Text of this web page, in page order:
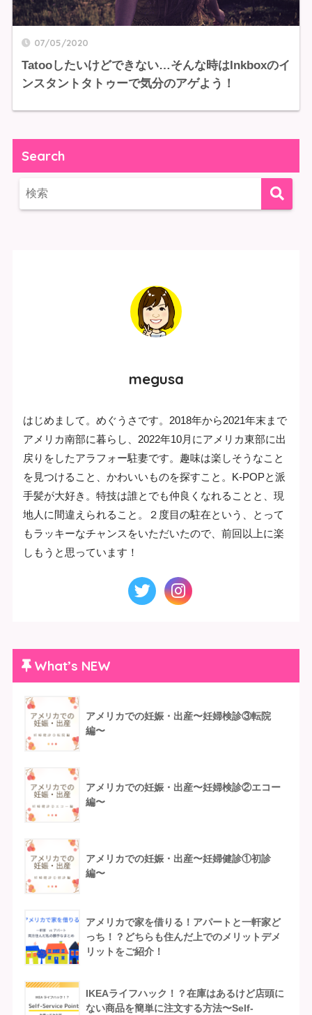
07/05/2020
Tatooしたいけどできない…そんな時はInkboxのイ
ンスタントタトゥーで気分のアゲよう！
Search
megusa
はじめまして。めぐうさです。2018年から2021年末まで
アメリカ南部に暮らし、2022年10月にアメリカ東部に出
戻りをしたアラフォー駐妻です。趣味は楽しそうなこと
を見つけること、かわいいものを探すこと。K-POPと派
手髪が大好き。特技は誰とでも仲良くなれることと、現
地人に間違えられること。２度目の駐在という、とって
もラッキーなチャンスをいただいたので、前回以上に楽
しもうと思っています！
What’s NEW
アメリカでの妊娠・出産〜妊婦検診③転院
編〜
アメリカでの妊娠・出産〜妊婦検診②エコー
編〜
アメリカでの妊娠・出産〜妊婦健診①初診
編〜
アメリカで家を借りる！アパートと一軒家ど
っち！？どちらも住んだ上でのメリットデメ
リットをご紹介！
IKEAライフハック！？在庫はあるけど店頭に
ない商品を簡単に注文する方法〜Self-